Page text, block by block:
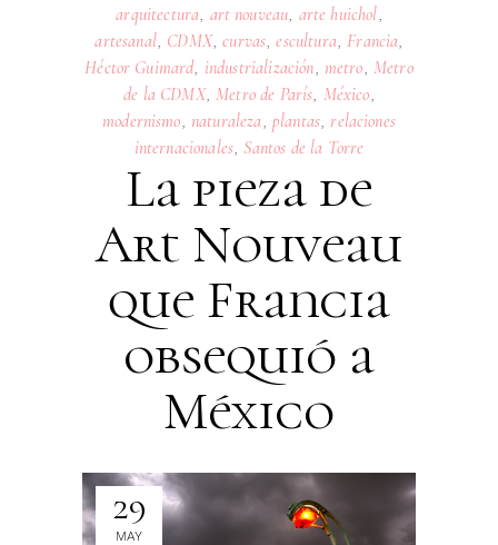
arquitectura art nouveau arte huichol
artesanal, CDMX,curvas ,escultura Francia
Héctor Guimard industrialización metro Metro
de la CDMX, Metro de París México
modernismo naturaleza plantas relaciones
internacionales ,Santos de la Torre
La pieza de
Art Nouveau
que Francia
obsequió a
México
29
MAY